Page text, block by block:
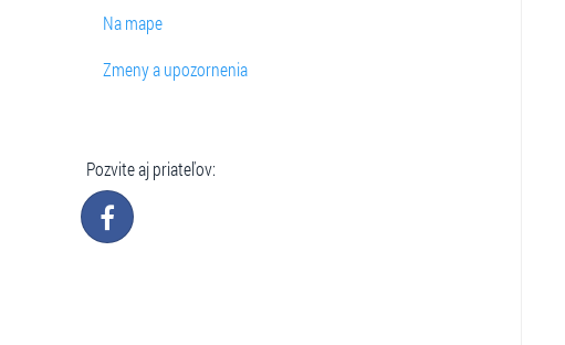
Na mape
Zmeny a upozornenia
Pozvite aj priateľov: